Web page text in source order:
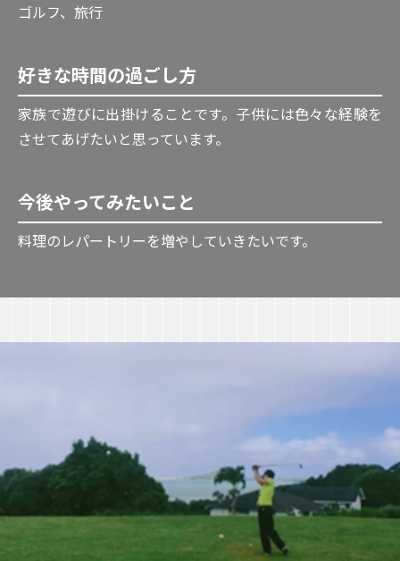
ゴルフ、旅行
好きな時間の過ごし⽅
家族で遊びに出掛けることです。子供には色々な経験を
させてあげたいと思っています。
今後やってみたいこと
料理のレパートリーを増やしていきたいです。